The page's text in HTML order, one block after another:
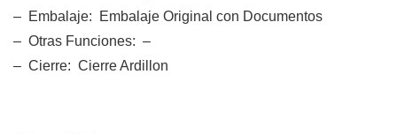
– Embalaje: Embalaje Original con Documentos
– Otras Funciones: –
– Cierre: Cierre Ardillon